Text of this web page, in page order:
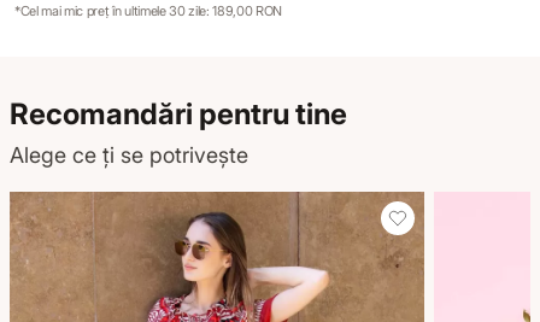
*Cel mai mic preț în ultimele 30 zile: 189,00 RON
Recomandări pentru tine
Alege ce ți se potrivește